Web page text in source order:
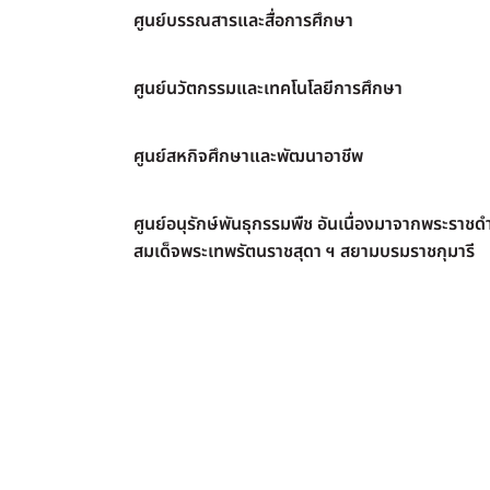
ศูนย์บรรณสารและสื่อการศึกษา
ศูนย์นวัตกรรมและเทคโนโลยีการศึกษา
ศูนย์สหกิจศึกษาและพัฒนาอาชีพ
ศูนย์อนุรักษ์พันธุกรรมพืช อันเนื่องมาจากพระราชด
สมเด็จพระเทพรัตนราชสุดา ฯ สยามบรมราชกุมารี